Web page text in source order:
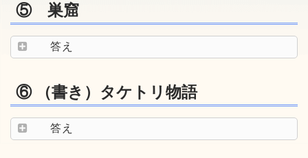
⑤ 巣窟
答え
⑥ （書き）タケトリ物語
答え